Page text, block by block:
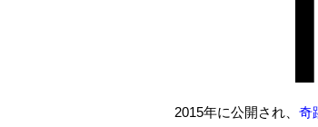
2015年に公開され、 奇